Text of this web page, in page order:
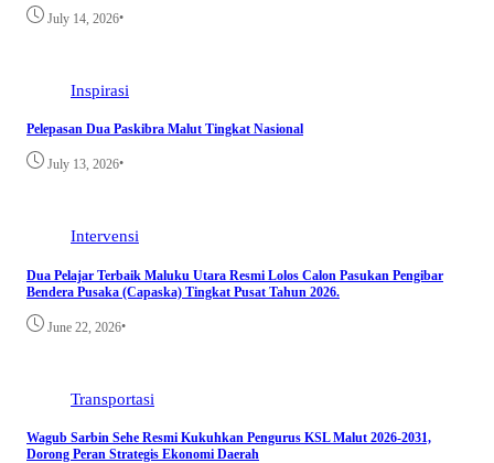
July 14, 2026•
Inspirasi
Pelepasan Dua Paskibra Malut Tingkat Nasional
July 13, 2026•
Intervensi
Dua Pelajar Terbaik Maluku Utara Resmi Lolos Calon Pasukan Pengibar
Bendera Pusaka (Capaska) Tingkat Pusat Tahun 2026.
June 22, 2026•
Transportasi
Wagub Sarbin Sehe Resmi Kukuhkan Pengurus KSL Malut 2026-2031,
Dorong Peran Strategis Ekonomi Daerah